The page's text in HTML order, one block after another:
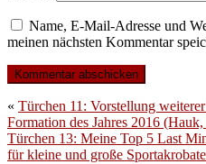
Name, E-Mail-Adresse und
meinen nächsten Kommentar
« Türchen 11: Vorstellung
Formation des Jahres 2016
Türchen 13: Meine Top 5 Last
für kleine und große